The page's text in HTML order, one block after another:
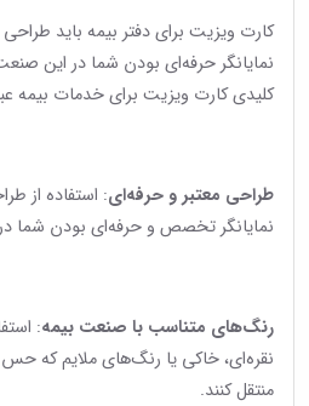
کارت ویزیت برای دفتر بیمه باید
نمایانگر حرفه‌ای بودن شما در این
کلیدی کارت ویزیت برای خدمات بیمه
طراحی معتبر و حرفه‌ای: استفاده از
نمایانگر تخصص و حرفه‌ای بودن شما
رنگ‌های متناسب با صنعت بیمه:
نقره‌ای، خاکی یا رنگ‌های ملایم که حس
منتقل کنند.